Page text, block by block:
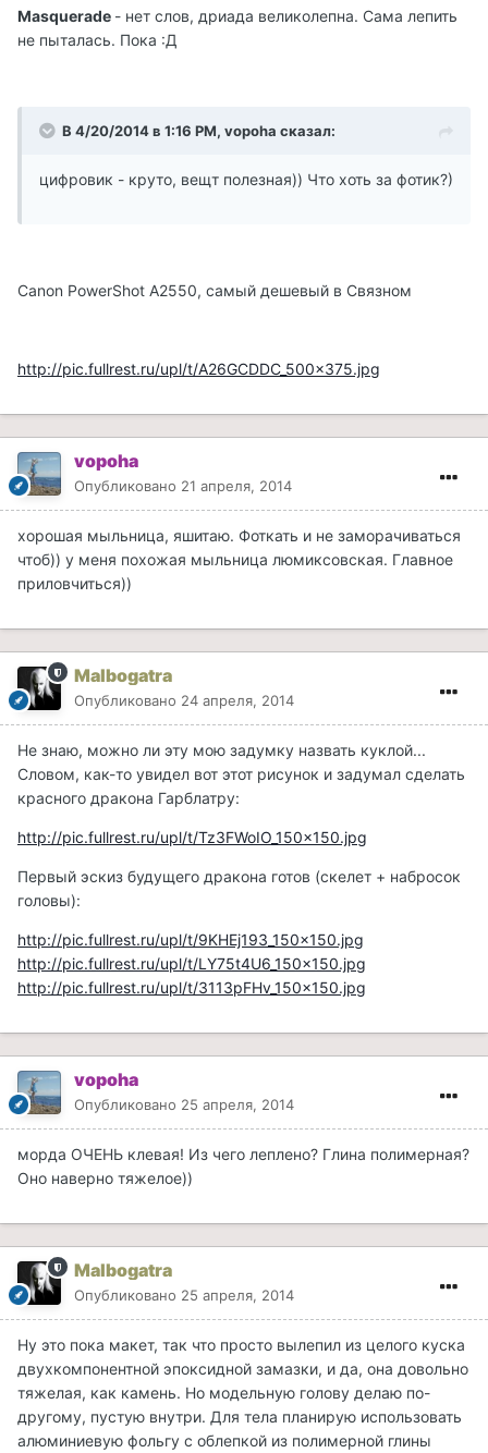
Masquerade - нет слов, дриада великолепна. Сама лепить
не пыталась. Пока :Д
В 4/20/2014 в 1:16 PM, vopoha сказал:
цифровик - круто, вещт полезная)) Что хоть за фотик?)
Canon PowerShot A2550, самый дешевый в Связном
http://pic.fullrest.ru/upl/t/A26GCDDC_500x375.jpg
vopoha
Опубликовано 21 апреля, 2014
хорошая мыльница, яшитаю. Фоткать и не заморачиваться
чтоб)) у меня похожая мыльница люмиксовская. Главное
приловчиться))
Malbogatra
Опубликовано 24 апреля, 2014
Не знаю, можно ли эту мою задумку назвать куклой...
Словом, как-то увидел вот этот рисунок и задумал сделать
красного дракона Гарблатру:
http://pic.fullrest.ru/upl/t/Tz3FWoIO_150x150.jpg
Первый эскиз будущего дракона готов (скелет + набросок
головы):
http://pic.fullrest.ru/upl/t/9KHEj193_150x150.jpg
http://pic.fullrest.ru/upl/t/LY75t4U6_150x150.jpg
http://pic.fullrest.ru/upl/t/3113pFHv_150x150.jpg
vopoha
Опубликовано 25 апреля, 2014
морда ОЧЕНЬ клевая! Из чего леплено? Глина полимерная?
Оно наверно тяжелое))
Malbogatra
Опубликовано 25 апреля, 2014
Ну это пока макет, так что просто вылепил из целого куска
двухкомпонентной эпоксидной замазки, и да, она довольно
тяжелая, как камень. Но модельную голову делаю по-
другому, пустую внутри. Для тела планирую использовать
алюминиевую фольгу с облепкой из полимерной глины